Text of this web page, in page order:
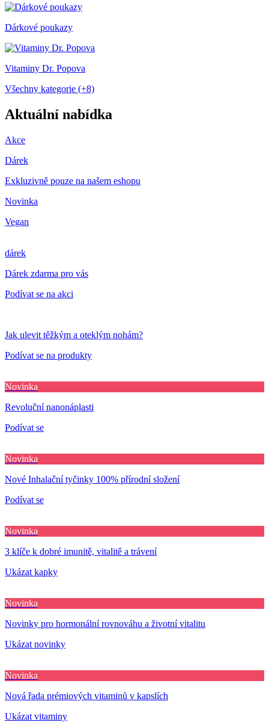
Dárkové poukazy
Vitaminy Dr. Popova
Všechny kategorie (+8)
Aktuální nabídka
Akce
Dárek
Exkluzivně pouze na našem eshopu
Novinka
Vegan
dárek
Dárek zdarma pro vás
Podívat se na akci
Jak ulevit těžkým a oteklým nohám?
Podívat se na produkty
Novinka
Revoluční nanonáplasti
Podívat se
Novinka
Nové Inhalační tyčinky 100% přírodní složení
Podívat se
Novinka
3 klíče k dobré imunitě, vitalitě a trávení
Ukázat kapky
Novinka
Novinky pro hormonální rovnováhu a životní vitalitu
Ukázat novinky
Novinka
Nová řada prémiových vitaminů v kapslích
Ukázat vitaminy